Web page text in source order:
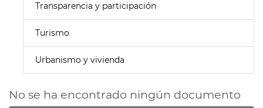
Transparencia y participación
Turismo
Urbanismo y vivienda
No se ha encontrado ningún documento